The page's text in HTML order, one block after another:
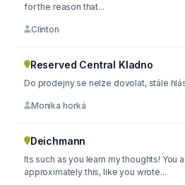
for the reason that...
Clinton
Reserved Central Kladno
Do prodejny se nelze dovolat, stále
Monika horká
Deichmann
Its such as you learn my thoughts! You
approximately this, like you wrote...